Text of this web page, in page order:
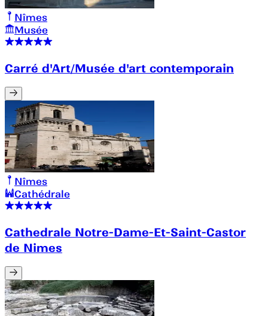
Nîmes
Musée
Carré d'Art/Musée d'art contemporain
Nîmes
Cathédrale
Cathedrale Notre-Dame-Et-Saint-Castor
de Nimes